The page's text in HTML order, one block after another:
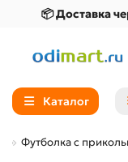
📦 Доставка
Каталог
Футболка с